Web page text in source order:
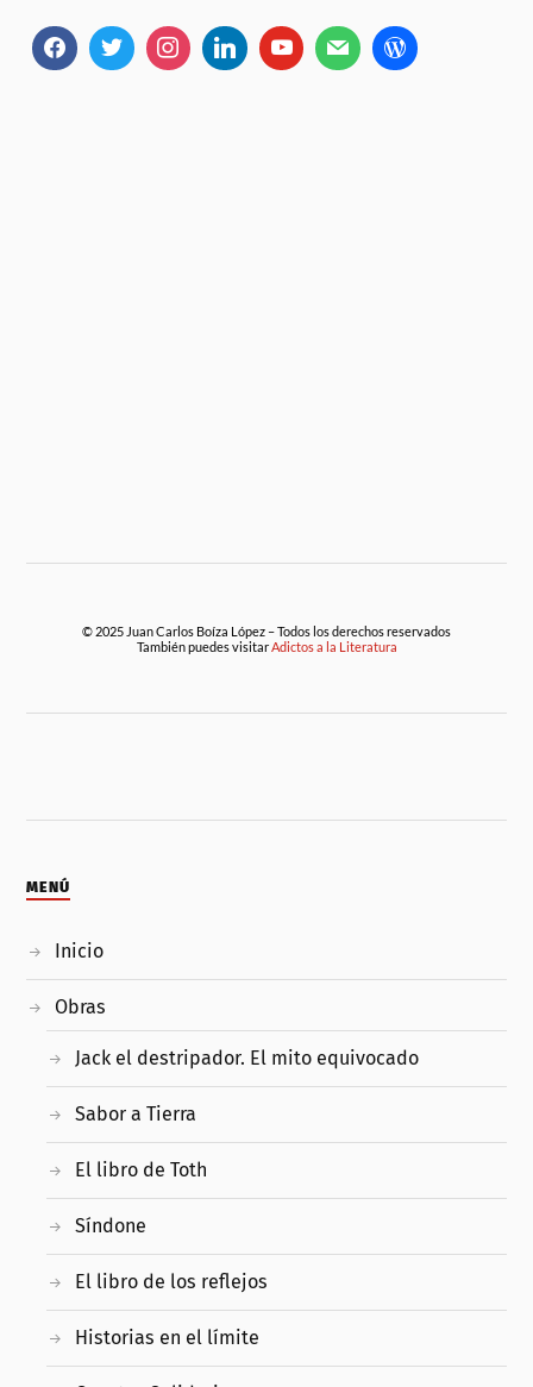
© 2025 Juan Carlos Boíza López – Todos los derechos reservados
También puedes visitarAdictos a la Literatura
MENÚ
Inicio
Obras
Jack el destripador. El mito equivocado
Sabor a Tierra
El libro de Toth
Síndone
El libro de los reflejos
Historias en el límite